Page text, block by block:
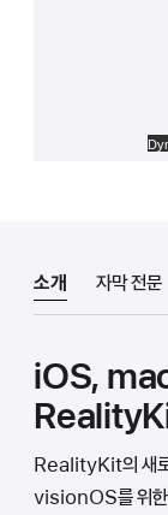
소개 자막 전문
iOS,
RealityKit의 새
visionOS를 위한